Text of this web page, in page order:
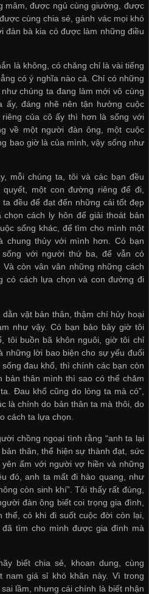
mâm, được ngủ cùng giường, được
cùng chia sẻ, gánh vác mọi khó
đàn bà kia có được làm những điều
là không, có chăng chỉ là vài tiếng
có ý nghĩa nào cả. Chỉ có những
chúng ta đang làm mới vô cùng
đáng nhẽ nên tận hưởng cuộc
của cô ấy thì hơn là sống với
về một người đàn ông, một cuộc
bao giờ là của mình, vậy sống như
mỗi chúng ta, tôi và các bạn đều
một con đường riêng để đi,
đều để đạt đến những cái tốt đẹp
cách ly hôn để giải thoát bản
sống khác, để tìm cho mình một
chung thủy với mình hơn. Có bạn
sống với người thứ ba, để vẫn có
còn vân vân những những cách
có cách lựa chọn và con đường đi
vặt bản thân, thậm chí hủy hoại
như vậy. Có bạn bảo bây giờ tôi
tôi buồn bã khôn nguôi, giờ tôi chỉ
những lời bao biện cho sự yếu đuối
đau khổ, thì chính các bạn còn
bản thân mình thì sao có thể chăm
Đau khổ cũng do lòng ta mà có”,
là chính do bản thân ta mà thôi, do
cách ta lựa chọn.
chồng ngoại tình rằng “anh ta lại
thân, thể hiện sự thành đạt, sức
ấm với người vợ hiền và những
đó, anh ta mất đi hào quang, như
còn sinh khí”. Tôi thấy rất đúng,
đàn ông biết coi trọng gia đình,
có khi đi suốt cuộc đời còn lại,
tìm cho mình được gia đình mà
biết chia sẻ, khoan dung, cùng
nam giá sỉ khó khăn này. Vì trong
lầm, nhưng cái chính là biết nhận